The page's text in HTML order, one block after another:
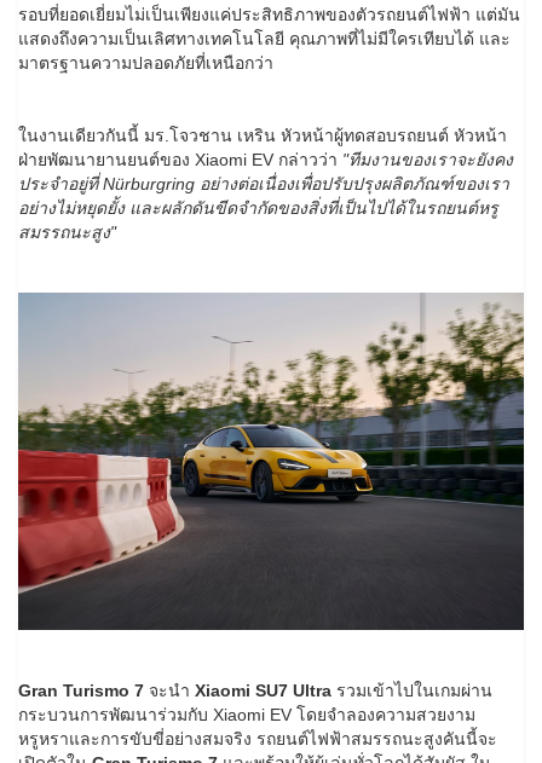
รอบที่ยอดเยี่ยมไม่เป็นเพียงแค่ประสิทธิภาพของตัวรถยนต์ไฟฟ้า แต่มัน
แสดงถึงความเป็นเลิศทางเทคโนโลยี คุณภาพที่ไม่มีใครเทียบได้ และ
มาตรฐานความปลอดภัยที่เหนือกว่า
ในงานเดียวกันนี้ มร.โจวชาน เหริน หัวหน้าผู้ทดสอบรถยนต์ หัวหน้า
ฝ่ายพัฒนายานยนต์ของ Xiaomi EV กล่าวว่า "ทีมงานของเราจะยังคง
ประจำอยู่ที่ Nürburgring อย่างต่อเนื่องเพื่อปรับปรุงผลิตภัณฑ์ของเรา
อย่างไม่หยุดยั้ง และผลักดันขีดจำกัดของสิ่งที่เป็นไปได้ในรถยนต์หรู
สมรรถนะสูง"
Gran Turismo 7 จะนำ Xiaomi SU7 Ultra รวมเข้าไปในเกมผ่าน
กระบวนการพัฒนาร่วมกับ Xiaomi EV โดยจำลองความสวยงาม
หรูหราและการขับขี่อย่างสมจริง รถยนต์ไฟฟ้าสมรรถนะสูงคันนี้จะ